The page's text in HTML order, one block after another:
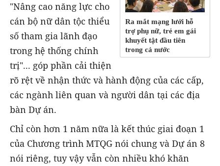
Ra mắt mạng lưới hỗ
trợ phụ nữ, trẻ em gái
khuyết tật đầu tiên
trong cả nước
"Nâng cao năng lực cho
cán bộ nữ dân tộc thiểu
số tham gia lãnh đạo
trong hệ thống chính
trị"... góp phần cải thiện
rõ rệt về nhận thức và hành động của các cấp,
các ngành liên quan và người dân tại các địa
bàn Dự án.
Chỉ còn hơn 1 năm nữa là kết thúc giai đoạn 1
của Chương trình MTQG nói chung và Dự án 8
nói riêng, tuy vậy vẫn còn nhiều khó khăn